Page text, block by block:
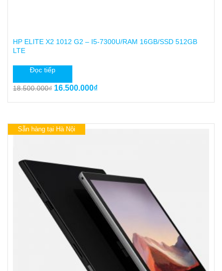
HP ELITE X2 1012 G2 – I5-7300U/RAM 16GB/SSD 512GB
LTE
Đọc tiếp
18.500.000₫ Giá
16.500.000₫Giá
Sẵn hàng tại Hà Nội